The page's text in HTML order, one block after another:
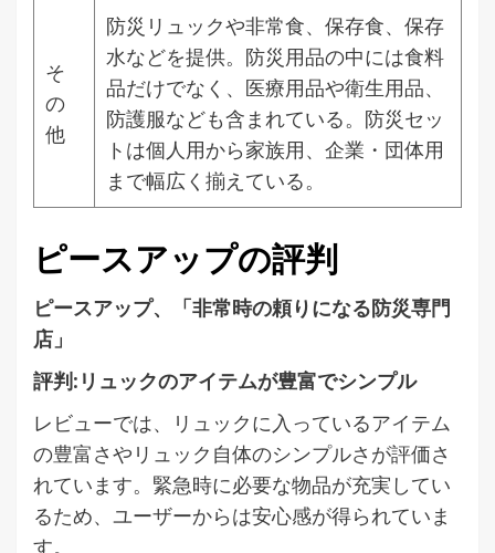
そ
の
他
防災リュックや非常食、保存食、保存
水などを提供。防災用品の中には食料
品だけでなく、医療用品や衛生用品、
防護服なども含まれている。防災セッ
トは個人用から家族用、企業・団体用
まで幅広く揃えている。
ピースアップの評判
ピースアップ、「非常時の頼りになる防災専門
店」
評判:リュックのアイテムが豊富でシンプル
レビューでは、リュックに入っているアイテム
の豊富さやリュック自体のシンプルさが評価さ
れています。緊急時に必要な物品が充実してい
るため、ユーザーからは安心感が得られていま
す。